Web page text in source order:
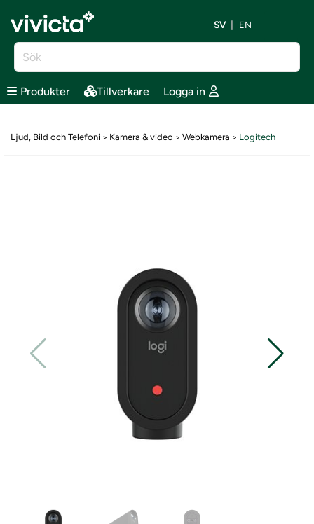
SV EN
Produkter Tillverkare Logga in
Ljud, Bild och Telefoni > Kamera & video > Webkamera > Logitech